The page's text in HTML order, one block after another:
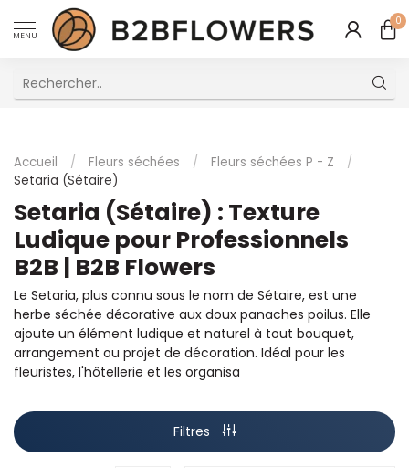
MENU
0
Accueil / Fleurs séchées / Fleurs séchées P - Z
/
Setaria (Sétaire)
Setaria (Sétaire) : Texture
Ludique pour Professionnels
B2B | B2B Flowers
Le Setaria, plus connu sous le nom de Sétaire, est une
herbe séchée décorative aux doux panaches poilus. Elle
ajoute un élément ludique et naturel à tout bouquet,
arrangement ou projet de décoration. Idéal pour les
fleuristes, l'hôtellerie et les organisa
Filtres